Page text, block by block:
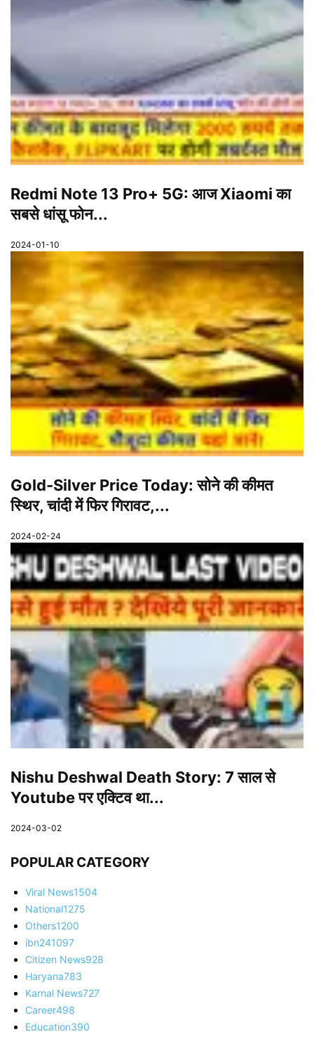
Redmi Note 13 Pro+ 5G: आज Xiaomi का
सबसे धांसू फोन...
2024-01-10
Gold-Silver Price Today: सोने की कीमत
स्थिर, चांदी में फिर गिरावट,...
2024-02-24
Nishu Deshwal Death Story: 7 साल से
Youtube पर एक्टिव था...
2024-03-02
POPULAR CATEGORY
Viral News1504
National1275
Others1200
ibn241097
Citizen News928
Haryana783
Karnal News727
Career498
Education390